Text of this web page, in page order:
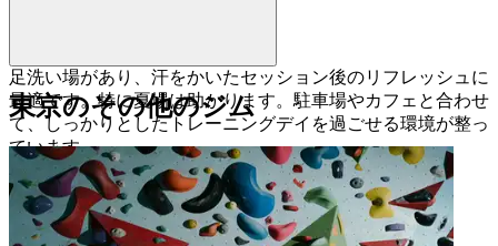
足洗い場があり、汗をかいたセッション後のリフレッシュに
最適です。特に夏場は助かります。駐車場やカフェと合わせ
て、しっかりとしたトレーニングデイを過ごせる環境が整っ
ています。
東京のその他のジム